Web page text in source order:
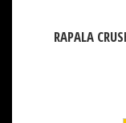
RAPALA